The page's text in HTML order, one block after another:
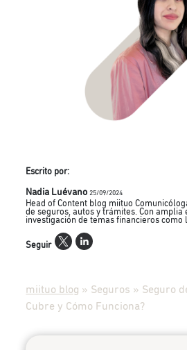
Escrito por:
Nadia Luévano 25/09/2024
Head of Content blog miituo
de seguros, autos y trámites. Con amplia
investigación de temas financieros como
Seguir
miituo blog » Seguros » Seguro
Cubre y Cómo Funciona?